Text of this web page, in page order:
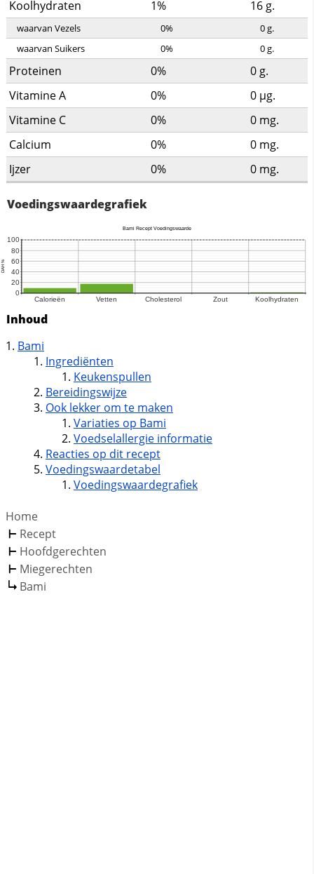
Koolhydraten 1% 16g.
waarvan Vezels 0% 0g.
waarvan Suikers
0% 0g.
Proteinen 0% 0g.
Vitamine A
0% 0 µg.
Vitamine C
0% 0 mg.
Calcium
0% 0 mg.
Ijzer
0% 0 mg.
Voedingswaardegrafiek
Inhoud
Bami
Ingrediënten
Keukenspullen
Bereidingswijze
Ook lekker om te maken
Variaties op Bami
Voedselallergie informatie
Reacties op dit recept
Voedingswaardetabel
Voedingswaardegrafiek
Home
Recept
Hoofdgerechten
Miegerechten
Bami